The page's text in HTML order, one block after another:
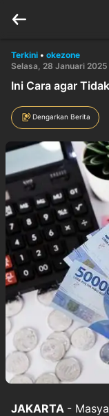
Terkini • okezone
Selasa, 28 Januari
Ini Cara agar
Dengarkan Berita
JAKARTA -